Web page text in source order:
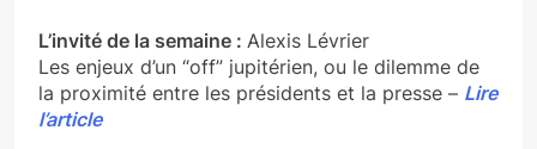
L’invité de la semaine : Alexis Lévrier
Les enjeux d’un “off” jupitérien, ou le dilemme de
la proximité entre les présidents et la presse – Lire
l’article